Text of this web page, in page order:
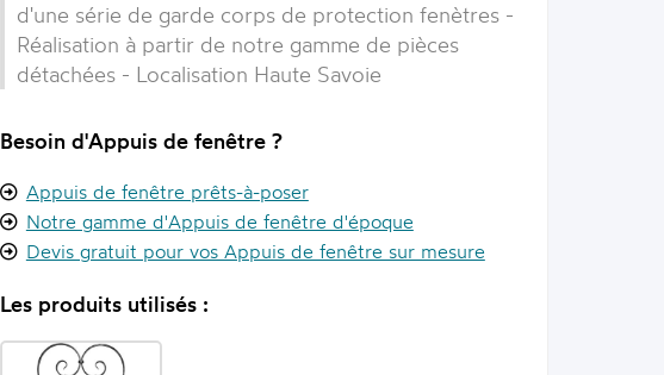
d'une série de garde corps de protection fenètres -
Réalisation à partir de notre gamme de pièces
détachées - Localisation Haute Savoie
Besoin d'Appuis de fenêtre ?
Appuis de fenêtre prêts-à-poser
Notre gamme d'Appuis de fenêtre d'époque
Devis gratuit pour vos Appuis de fenêtre sur mesure
Les produits utilisés :